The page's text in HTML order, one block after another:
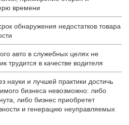
времени
обнаружения недостатков товара
авто в служебных целях не
трудится в качестве водителя
науки и лучшей практики достичь
бизнеса невозможно: либо
либо бизнес приобретет
и генерацию неуправляемых